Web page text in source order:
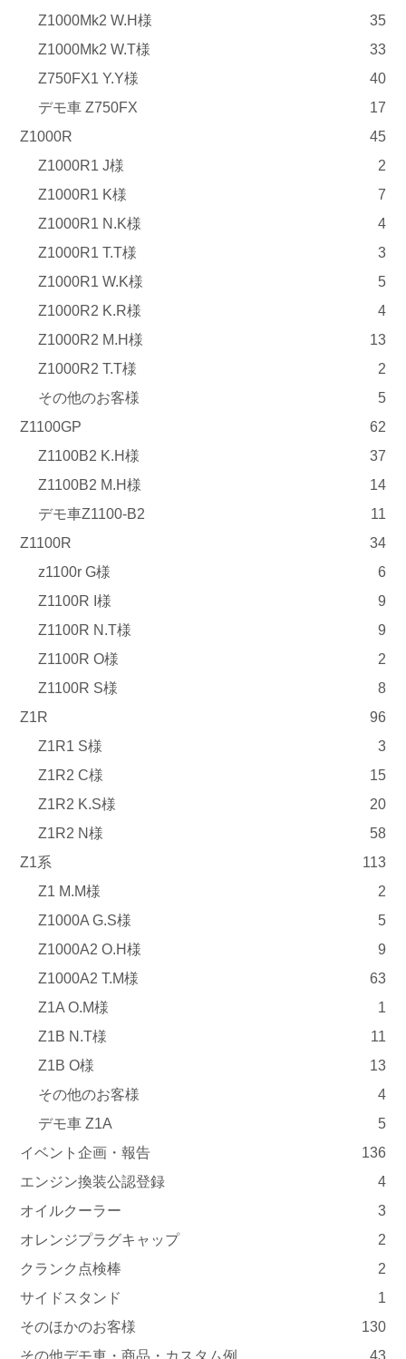
Z1000Mk2 W.H様
35
Z1000Mk2 W.T様
33
Z750FX1 Y.Y様
40
デモ車 Z750FX
17
Z1000R
45
Z1000R1 J様
2
Z1000R1 K様
7
Z1000R1 N.K様
4
Z1000R1 T.T様
3
Z1000R1 W.K様
5
Z1000R2 K.R様
4
Z1000R2 M.H様
13
Z1000R2 T.T様
2
その他のお客様
5
Z1100GP
62
Z1100B2 K.H様
37
Z1100B2 M.H様
14
デモ車Z1100-B2
11
Z1100R
34
z1100r G様
6
Z1100R I様
9
Z1100R N.T様
9
Z1100R O様
2
Z1100R S様
8
Z1R
96
Z1R1 S様
3
Z1R2 C様
15
Z1R2 K.S様
20
Z1R2 N様
58
Z1系
113
Z1 M.M様
2
Z1000A G.S様
5
Z1000A2 O.H様
9
Z1000A2 T.M様
63
Z1A O.M様
1
Z1B N.T様
11
Z1B O様
13
その他のお客様
4
デモ車 Z1A
5
イベント企画・報告
136
エンジン換装公認登録
4
オイルクーラー
3
オレンジプラグキャップ
2
クランク点検棒
2
サイドスタンド
1
そのほかのお客様
130
その他デモ車・商品・カスタム例
43